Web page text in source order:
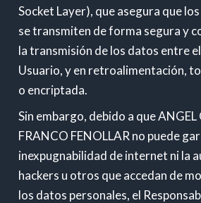
Socket Layer), que asegura que
se transmiten de forma segura y
la transmisión de los datos entre
Usuario, y en retroalimentación,
o encriptada.
Sin embargo, debido a que ANGEL
FRANCO FENOLLAR no puede
inexpugnabilidad de internet ni la
hackers u otros que accedan de
los datos personales, el